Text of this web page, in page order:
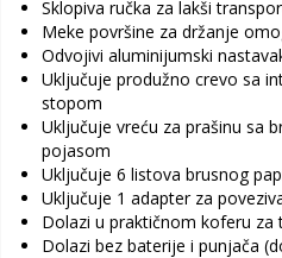
Sklopiva ručka za lakši
Meke površine za držanje
Odvojivi aluminijumski
Uključuje produžno crevo sa
stopom
Uključuje vreću za prašinu sa
pojasom
Uključuje 6 listova brusnog
Uključuje 1 adapter za
Dolazi u praktičnom koferu za
Dolazi bez baterije i punjača